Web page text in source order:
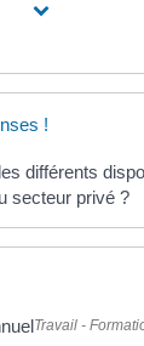
!
différents
secteur privé ?
Travail -